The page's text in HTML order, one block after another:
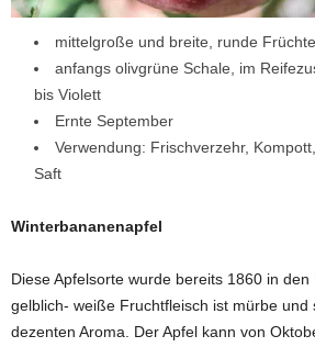
mittelgroße und breite, runde Früchte
anfangs olivgrüne Schale, im
bis Violett
Ernte September
Verwendung: Frischverzehr,
Saft
Winterbananenapfel
Diese Apfelsorte wurde bereits 1860 in den
gelblich- weiße Fruchtfleisch ist mürbe und
dezenten Aroma. Der Apfel kann von